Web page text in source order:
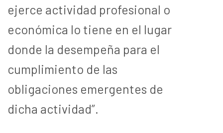
ejerce actividad profesional o
económica lo tiene en el lugar
donde la desempeña para el
cumplimiento de las
obligaciones emergentes de
dicha actividad”.